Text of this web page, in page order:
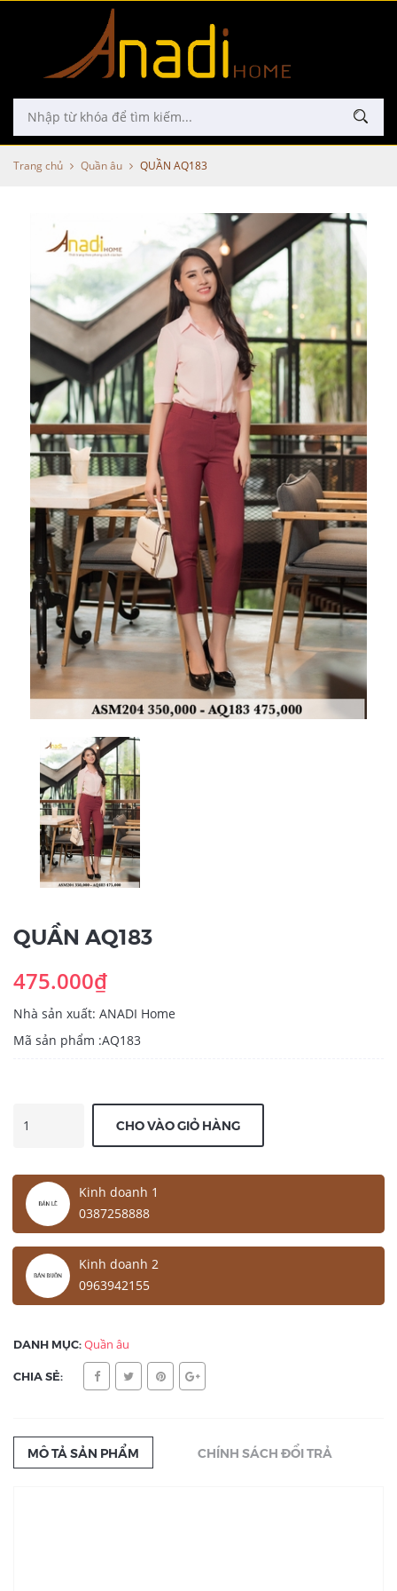
Trang chủ Quần âu QUẦN AQ183
QUẦN AQ183
475.000₫
Nhà sản xuất: ANADI Home
Mã sản phẩm :AQ183
CHO VÀO GIỎ HÀNG
Kinh doanh 1
0387258888
Kinh doanh 2
0963942155
DANH MỤC:Quần âu
CHIA SẺ:
MÔ TẢ SẢN PHẨM CHÍNH SÁCH ĐỔI TRẢ